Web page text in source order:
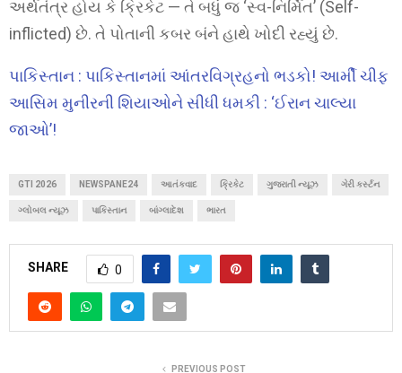
અર્થતંત્ર હોય કે ક્રિકેટ — તે બધું જ ‘સ્વ-નિર્મિત’ (Self-
inflicted) છે. તે પોતાની કબર બંને હાથે ખોદી રહ્યું છે.
પાકિસ્તાન : પાકિસ્તાનમાં આંતરવિગ્રહનો ભડકો! આર્મી ચીફ
આસિમ મુનીરની શિયાઓને સીધી ધમકી : ‘ઈરાન ચાલ્યા
જાઓ’!
GTI 2026 NEWSPANE24 આતંકવાદ ક્રિકેટ ગુજરાતી ન્યૂઝ ગેરી કર્સ્ટન
ગ્લોબલ ન્યૂઝ પાકિસ્તાન બાંગ્લાદેશ ભારત
SHARE 0
PREVIOUS POST